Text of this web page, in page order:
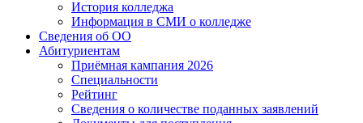
История колледжа
Информация в СМИ о колледже
Сведения об ОО
Абитуриентам
Приёмная кампания 2026
Специальности
Рейтинг
Сведения о количестве поданных заявлений